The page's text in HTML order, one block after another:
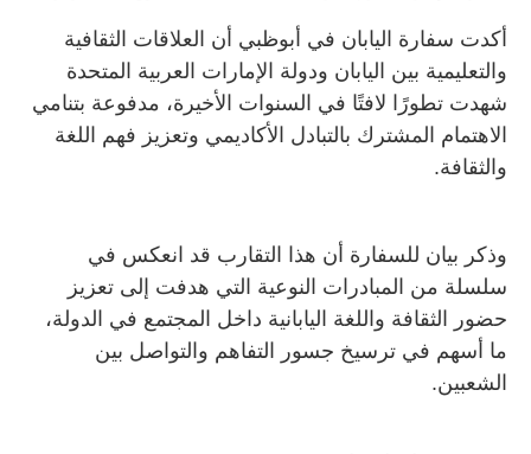
أكدت سفارة اليابان في أبوظبي أن العلاقات الثقافية
والتعليمية بين اليابان ودولة الإمارات العربية المتحدة
شهدت تطورًا لافتًا في السنوات الأخيرة، مدفوعة بتنامي
الاهتمام المشترك بالتبادل الأكاديمي وتعزيز فهم اللغة
والثقافة.
وذكر بيان للسفارة أن هذا التقارب قد انعكس في
سلسلة من المبادرات النوعية التي هدفت إلى تعزيز
حضور الثقافة واللغة اليابانية داخل المجتمع في الدولة،
ما أسهم في ترسيخ جسور التفاهم والتواصل بين
الشعبين.